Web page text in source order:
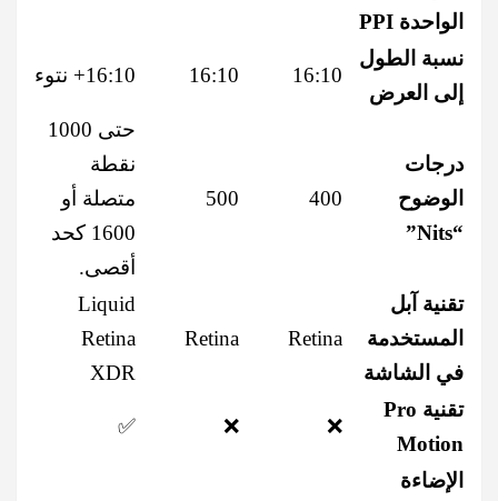
الواحدة PPI
نسبة الطول
إلى العرض
16:10
16:10 16:10+ نتوء
درجات
الوضوح
“Nits”
400
500
حتى 1000
نقطة
متصلة أو
1600 كحد
أقصى.
تقنية آبل
المستخدمة
في الشاشة
Retina
Retina
Liquid
Retina
XDR
تقنية Pro
Motion
❌
❌
✅
الإضاءة